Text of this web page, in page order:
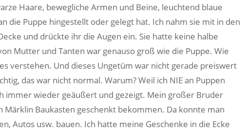
Haare, bewegliche Armen und Beine, leuchtend blaue
die Puppe hingestellt oder gelegt hat. Ich nahm sie mit in den
und drückte ihr die Augen ein. Sie hatte keine halbe
Mutter und Tanten war genauso groß wie die Puppe. Wie
verstehen. Und dieses Ungetüm war nicht gerade preiswert
das war nicht normal. Warum? Weil ich NIE an Puppen
immer wieder geäußert und gezeigt. Mein großer Bruder
Baukasten geschenkt bekommen. Da konnte man
Autos usw. bauen. Ich hatte meine Geschenke in die Ecke